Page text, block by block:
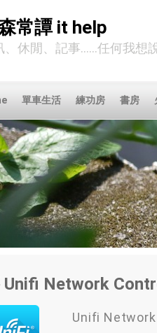
常譚 it help
、休閒、記事……任何我想
單車生活 練功房 書房
Unifi Network
Unifi Network